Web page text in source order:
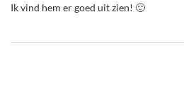
Ik vind hem er goed uit zien! 🙂